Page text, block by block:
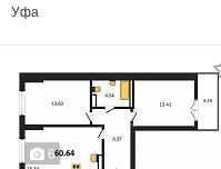
Уфа
6